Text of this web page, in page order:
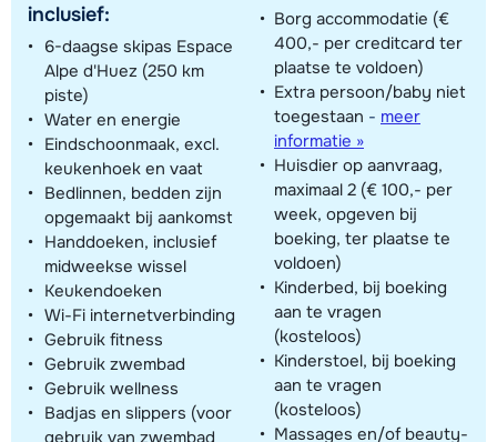
inclusief:
6-daagse skipas Espace
Alpe d'Huez (250 km
piste)
Water en energie
Eindschoonmaak, excl.
keukenhoek en vaat
Bedlinnen, bedden zijn
opgemaakt bij aankomst
Handdoeken, inclusief
midweekse wissel
Keukendoeken
Wi-Fi internetverbinding
Gebruik fitness
Gebruik zwembad
Gebruik wellness
Badjas en slippers (voor
gebruik van zwembad
Borg accommodatie (€
400,- per creditcard ter
plaatse te voldoen)
Extra persoon/baby niet
toegestaan - meer
informatie »
Huisdier op aanvraag,
maximaal 2 (€ 100,- per
week, opgeven bij
boeking, ter plaatse te
voldoen)
Kinderbed, bij boeking
aan te vragen
(kosteloos)
Kinderstoel, bij boeking
aan te vragen
(kosteloos)
Massages en/of beauty-